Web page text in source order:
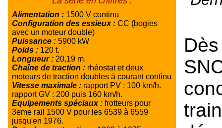
Alimentation : 1500 V continu
Configuration des essieux : CC (bogies
avec un moteur double)
Puissance : 5900 kW
Poids : 120 t.
Longueur : 20,19 m.
Chaîne de traction : rhéostat et deux
moteurs de traction doubles à courant continu
Vitesse maximale : rapport PV : 100 km/h.
rapport GV : 200 puis 160 km/h.
Equipements spéciaux : frotteurs pour
3eme rail 1500 V pour les 6539 à 6559
jusqu'en 1976.